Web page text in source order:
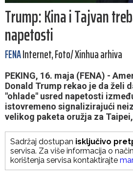
Trump: Kina i Tajvan
napetosti
FENAInternet, Foto/ Xinhua arhiva
PEKING, 16. maja (FENA) -
Donald Trump rekao je da želi
"ohlade" usred napetosti
istovremeno signalizirajući
velikog paketa oružja za
Sadržaj dostupan isključivo
servisa. Za više informacija o
korištenja servisa kontaktirajte